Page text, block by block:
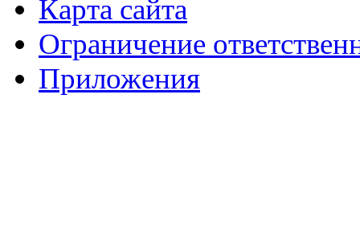
Карта сайта
Ограничение
Приложения